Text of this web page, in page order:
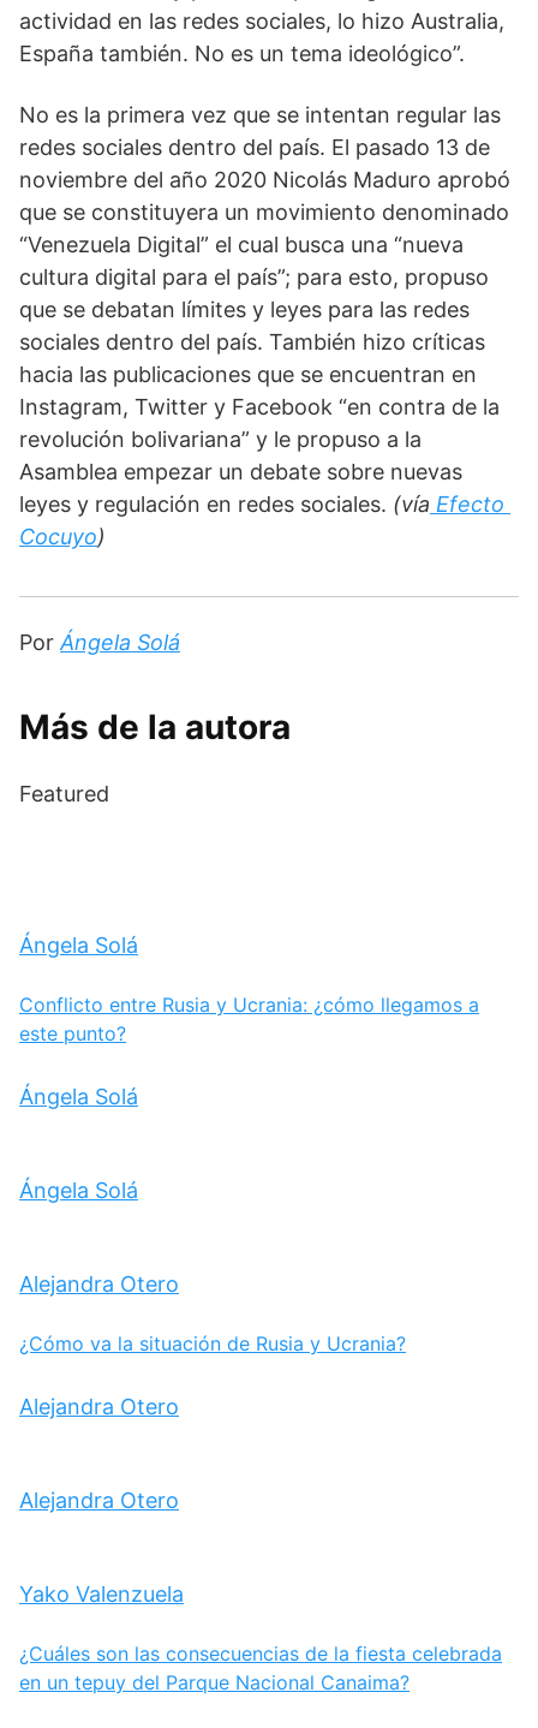
actividad en las redes sociales, lo hizo Australia,
España también. No es un tema ideológico”.
No es la primera vez que se intentan regular las
redes sociales dentro del país. El pasado 13 de
noviembre del año 2020 Nicolás Maduro aprobó
que se constituyera un movimiento denominado
“Venezuela Digital” el cual busca una “nueva
cultura digital para el país”; para esto, propuso
que se debatan límites y leyes para las redes
sociales dentro del país. También hizo críticas
hacia las publicaciones que se encuentran en
Instagram, Twitter y Facebook “en contra de la
revolución bolivariana” y le propuso a la
Asamblea empezar un debate sobre nuevas
leyes y regulación en redes sociales. (vía Efecto
Cocuyo)
Por Ángela Solá
Más de la autora
Featured
Ángela Solá
Conflicto entre Rusia y Ucrania: ¿cómo llegamos a
este punto?
Ángela Solá
Ángela Solá
Alejandra Otero
¿Cómo va la situación de Rusia y Ucrania?
Alejandra Otero
Alejandra Otero
Yako Valenzuela
¿Cuáles son las consecuencias de la fiesta celebrada
en un tepuy del Parque Nacional Canaima?